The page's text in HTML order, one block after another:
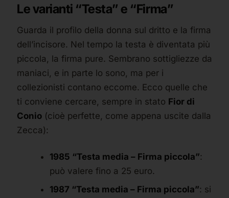
Le varianti “Testa” e “Firma”
Guarda il profilo della donna sul dritto e la firma
dell’incisore. Nel tempo la testa è diventata più
piccola, la firma pure. Sembrano sottigliezze da
maniaci, e in parte lo sono, ma per i
collezionisti contano eccome. Ecco quelle che
ti conviene cercare, sempre in stato Fior di
Conio (cioè perfette, come appena uscite dalla
Zecca):
1985 “Testa media – Firma piccola”:
può valere fino a 25 euro.
1987 “Testa media – Firma piccola”: si